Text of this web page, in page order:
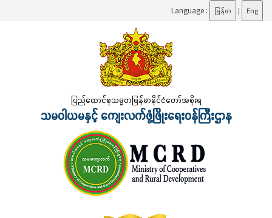
Language : မြန်မာ | Eng
ပြည်ထောင်စုသမ္မတမြန်မာနိုင်ငံတော်အစိုးရ
သမဝါယမနှင့် ကျေးလက်ဖွံ့ဖြိုးရေးဝန်ကြီးဌာန